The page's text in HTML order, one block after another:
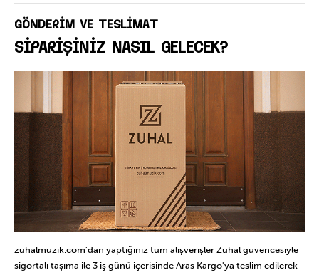
GÖNDERİM VE TESLİMAT
SİPARİŞİNİZ NASIL GELECEK?
zuhalmuzik.com’dan yaptığınız tüm alışverişler Zuhal güvencesiyle
sigortalı taşıma ile 3 iş günü içerisinde Aras Kargo'ya teslim edilerek